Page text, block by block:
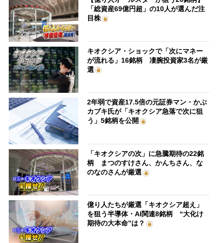
「総資産69億円超」の10人が選んだ注
目株
キオクシア・ショックで「次にマネー
が流れる」16銘柄 凄腕投資家3名が厳
選
2年弱で資産17.5倍の元証券マン・かぶ
カブキ氏が「キオクシア急落で次に狙
う」5銘柄を公開
「キオクシアの次」に急騰期待の22銘
柄 まつのすけさん、かんちさん、な
のなのさんが厳選
億り人たちが厳選「キオクシア超え」
を狙う半導体・AI関連8銘柄 “大化け
期待の大本命”は？